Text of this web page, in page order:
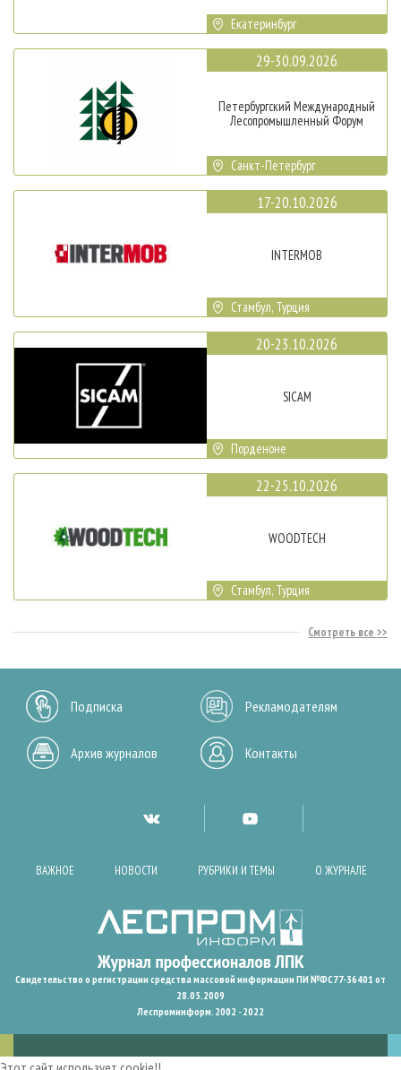
Екатеринбург
29-30.09.2026
Петербургский Международный
Лесопромышленный Форум
Санкт-Петербург
17-20.10.2026
INTERMOB
Стамбул, Турция
20-23.10.2026
SICAM
Порденоне
22-25.10.2026
WOODTECH
Стамбул, Турция
Смотреть все
Подписка Рекламодателям
Архив журналов Контакты
ВАЖНОЕ НОВОСТИ РУБРИКИ И ТЕМЫ О ЖУРНАЛЕ
Свидетельство о регистрации средства массовой информации ПИ №ФС77-36401 от
28.05.2009
Леспроминформ. 2002 - 2022